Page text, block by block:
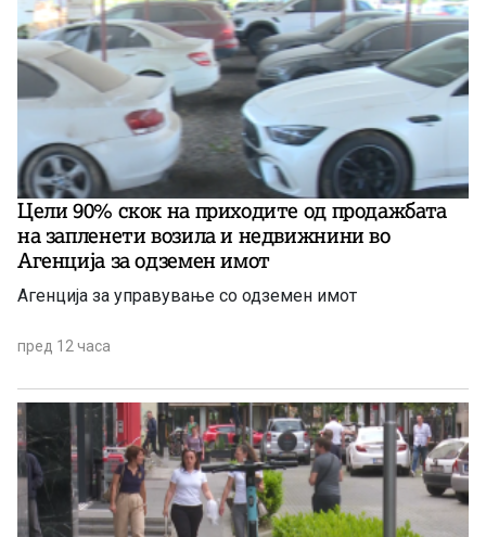
Цели 90% скок на приходите од продажбата
на запленети возила и недвижнини во
Агенција за одземен имот
Агенција за управување со одземен имот
пред 12 часа